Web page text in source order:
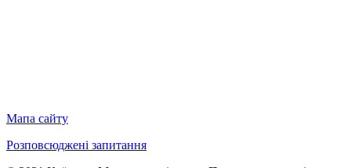
Мапа сайту
Розповсюджені запитання